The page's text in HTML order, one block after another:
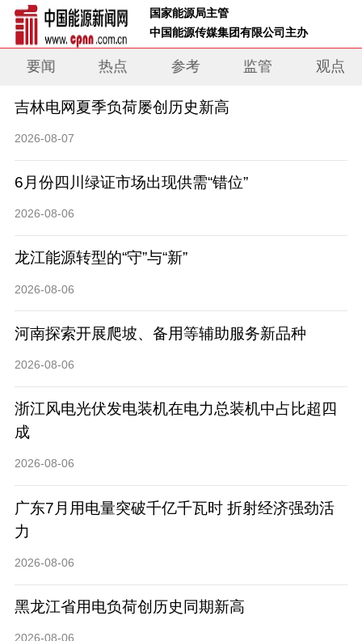
国家能源局主管
中国能源传媒集团有限公司主办
要闻 热点 参考 监管 观点
吉林电网夏季负荷屡创历史新高
2026-08-07
6月份四川绿证市场出现供需“错位”
2026-08-06
龙江能源转型的“守”与“新”
2026-08-06
河南探索开展爬坡、备用等辅助服务新品种
2026-08-06
浙江风电光伏发电装机在电力总装机中占比超四
成
2026-08-06
广东7月用电量突破千亿千瓦时 折射经济强劲活
力
2026-08-06
黑龙江省用电负荷创历史同期新高
2026-08-06